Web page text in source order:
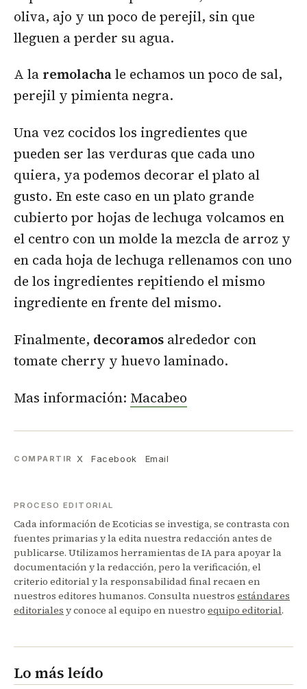
oliva, ajo y un poco de perejil, sin que
lleguen a perder su agua.
A la remolachale echamos un poco de sal,
perejil y pimienta negra.
Una vez cocidos los ingredientes que
pueden ser las verduras que cada uno
quiera, ya podemos decorar el plato al
gusto. En este caso en un plato grande
cubierto por hojas de lechuga volcamos en
el centro con un molde la mezcla de arroz y
en cada hoja de lechuga rellenamos con uno
de los ingredientes repitiendo el mismo
ingrediente en frente del mismo.
Finalmente, decoramos alrededor con
tomate cherry y huevo laminado.
Mas información: Macabeo
COMPARTIR X Facebook Email
PROCESO EDITORIAL
Cada información de Ecoticias se investiga, se contrasta con
fuentes primarias y la edita nuestra redacción antes de
publicarse. Utilizamos herramientas de IA para apoyar la
documentación y la redacción, pero la verificación, el
criterio editorial y la responsabilidad final recaen en
nuestros editores humanos. Consulta nuestros estándares
editoriales y conoce al equipo en nuestro equipo editorial.
Lo más leído